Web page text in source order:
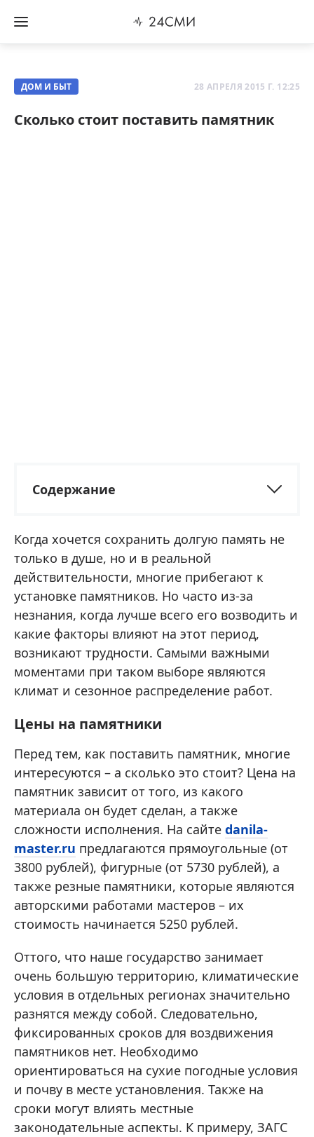
ДОМ И БЫТ 28 АПРЕЛЯ 2015 Г. 12:25
Сколько стоит поставить памятник
Содержание
Когда хочется сохранить долгую память не
только в душе, но и в реальной
действительности, многие прибегают к
установке памятников. Но часто из-за
незнания, когда лучше всего его возводить и
какие факторы влияют на этот период,
возникают трудности. Самыми важными
моментами при таком выборе являются
климат и сезонное распределение работ.
Цены на памятники
Перед тем, как поставить памятник, многие
интересуются – а сколько это стоит? Цена на
памятник зависит от того, из какого
материала он будет сделан, а также
сложности исполнения. На сайте danila-
master.ru предлагаются прямоугольные (от
3800 рублей), фигурные (от 5730 рублей), а
также резные памятники, которые являются
авторскими работами мастеров – их
стоимость начинается 5250 рублей.
Оттого, что наше государство занимает
очень большую территорию, климатические
условия в отдельных регионах значительно
разнятся между собой. Следовательно,
фиксированных сроков для воздвижения
памятников нет. Необходимо
ориентироваться на сухие погодные условия
и почву в месте установления. Также на
сроки могут влиять местные
законодательные аспекты. К примеру, ЗАГС